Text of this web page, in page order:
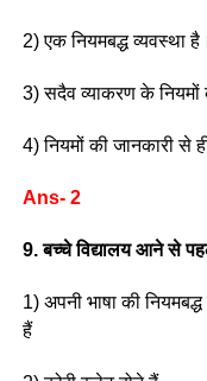
2) एक नियमबद्ध व्यवस्था है।
3) सदैव व्याकरण के
4) नियमों की जानकारी से
Ans- 2
9. बच्चे विद्यालय आने से
1) अपनी भाषा की
हैं